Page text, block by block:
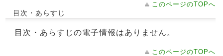
このページのTOPへ
目次・あらすじ
目次・あらすじの電子情報はありません。
このページのTOPへ